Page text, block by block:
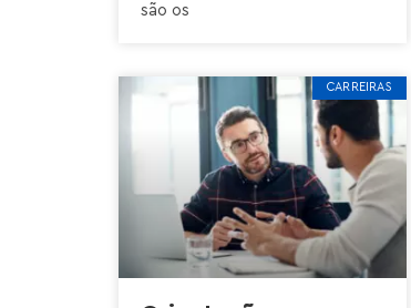
são os
CARREIRAS